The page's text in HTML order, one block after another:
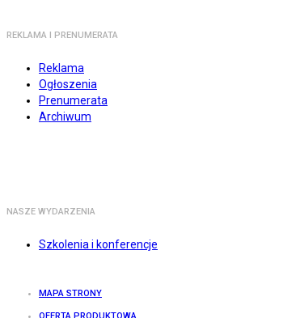
REKLAMA I PRENUMERATA
Reklama
Ogłoszenia
Prenumerata
Archiwum
NASZE WYDARZENIA
Szkolenia i konferencje
MAPA STRONY